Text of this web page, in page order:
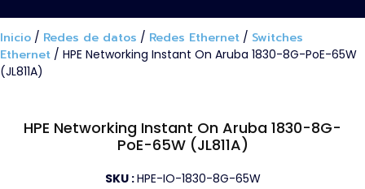
Inicio / Redes de datos / Redes Ethernet / Switches
Ethernet / HPE Networking Instant On Aruba 1830-8G-PoE-65W
(JL811A)
HPE Networking Instant On Aruba 1830-8G-
PoE-65W (JL811A)
SKU :HPE-IO-1830-8G-65W